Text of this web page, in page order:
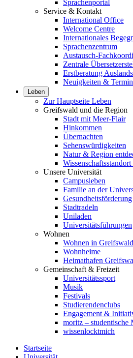
Sprachenportal
Service & Kontakt
International Office
Welcome Centre
Internationales
Sprachenzentrum
Austausch-
Zentrale
Erstberatung
Neuigkeiten &
Leben
Zur Hauptseite Leben
Greifswald und die Region
Stadt mit Meer-Flair
Hinkommen
Übernachten
Sehenswürdigkeiten
Natur & Region
Unsere Universität
Campusleben
Familie an der
Gesundheitsförderung
Stadtradeln
Uniladen
Universitätsführungen
Wohnen
Wohnen in Greifswald
Wohnheime
Heimathafen
Gemeinschaft & Freizeit
Universitätssport
Musik
Festivals
Studierendenclubs
Engagement &
moritz – studentische
wissenlocktmich
Startseite